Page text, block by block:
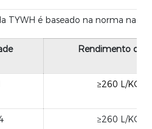
TYWH é baseado na norma
Rendimento de
≥260 L/KG
≥260 L/KG